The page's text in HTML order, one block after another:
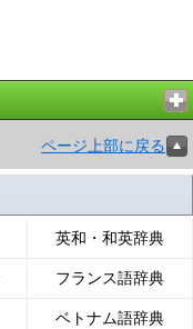
ページ上部に戻る
英和・和英辞典
フランス語辞典
ベトナム語辞典